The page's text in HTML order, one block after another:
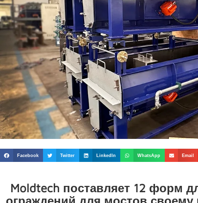
Facebook Twitter LinkedIn WhatsApp Email
Moldtech поставляет 12 форм